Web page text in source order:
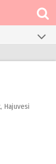
, Hajuvesi